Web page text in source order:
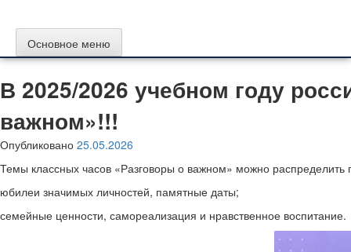
Основное меню
В 2025/2026 учебном году
важном»!!!
Опубликовано 25.05.2026
Темы классных часов «Разговоры о важном» можно
️юбилеи значимых личностей, памятные даты;
️семейные ценности, самореализация и нравственное воспитание.